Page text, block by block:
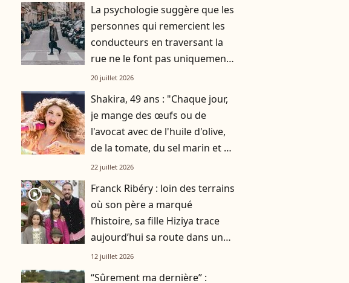
La psychologie suggère que les
personnes qui remercient les
conducteurs en traversant la
rue ne le font pas uniquement
par gratitude
20 juillet 2026
Shakira, 49 ans : "Chaque jour,
je mange des œufs ou de
l'avocat avec de l'huile d'olive,
de la tomate, du sel marin et un
smoothie"
22 juillet 2026
player2
Franck Ribéry : loin des terrains
où son père a marqué
l’histoire, sa fille Hiziya trace
aujourd’hui sa route dans un
tout autre univers
12 juillet 2026
“Sûrement ma dernière” :